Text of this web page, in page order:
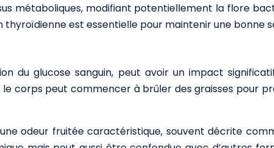
métaboliques, modifiant potentiellement la flore
thyroïdienne est essentielle pour maintenir une bonne
du glucose sanguin, peut avoir un impact
corps peut commencer à brûler des graisses pour
odeur fruitée caractéristique, souvent décrite